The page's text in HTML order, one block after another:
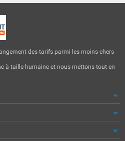
des tarifs parmi les moins chers
à taille humaine et nous mettons tout en